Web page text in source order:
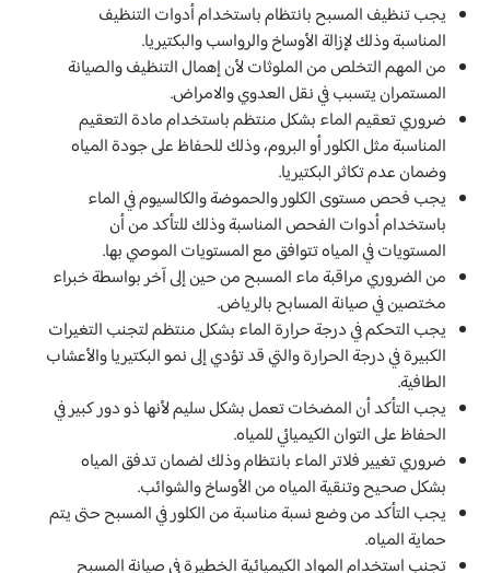
يجب تنظيف المسبح بانتظام باستخدام أدوات التنظيف
المناسبة وذلك لإزالة الأوساخ والرواسب والبكتيريا.
من المهم التخلص من الملوثات لأن إهمال التنظيف والصيانة
المستمران يتسبب في نقل العدوي والامراض.
ضروري تعقيم الماء بشكل منتظم باستخدام مادة التعقيم
المناسبة مثل الكلور أو البروم، وذلك للحفاظ على جودة المياه
وضمان عدم تكاثر البكتيريا.
يجب فحص مستوى الكلور والحموضة والكالسيوم في الماء
باستخدام أدوات الفحص المناسبة وذلك للتأكد من أن
المستويات في المياه تتوافق مع المستويات الموصي بها.
من الضروري مراقبة ماء المسبح من حين إلى آخر بواسطة خبراء
مختصين في صيانة المسابح بالرياض.
يجب التحكم في درجة حرارة الماء بشكل منتظم لتجنب التغيرات
الكبيرة في درجة الحرارة والتي قد تؤدي إلى نمو البكتيريا والأعشاب
الطافية.
يجب التأكد أن المضخات تعمل بشكل سليم لأنها ذو دور كبير في
الحفاظ على التوان الكيميائي للمياه.
ضروري تغيير فلاتر الماء بانتظام وذلك لضمان تدفق المياه
بشكل صحيح وتنقية المياه من الأوساخ والشوائب.
يجب التأكد من وضع نسبة مناسبة من الكلور في المسبح حتى يتم
حماية المياه.